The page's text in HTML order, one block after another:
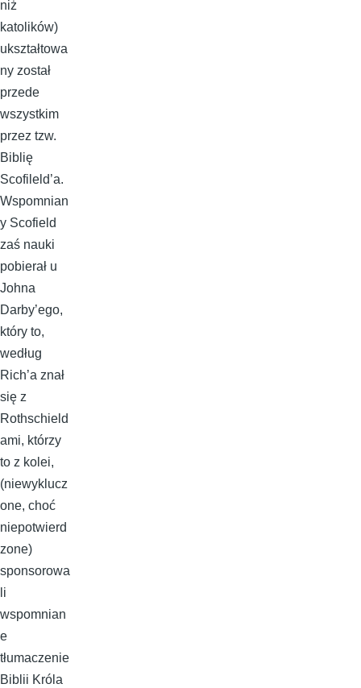
niż
katolików)
ukształtowa
ny został
przede
wszystkim
przez tzw.
Biblię
Scofileld’a.
Wspomnian
y Scofield
zaś nauki
pobierał u
Johna
Darby’ego,
który to,
według
Rich’a znał
się z
Rothschield
ami, którzy
to z kolei,
(niewyklucz
one, choć
niepotwierd
zone)
sponsorowa
li
wspomnian
e
tłumaczenie
Biblii Króla